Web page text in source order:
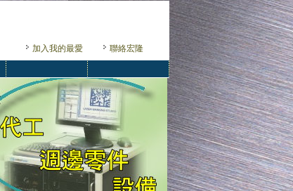
加入我的最愛
聯絡宏隆